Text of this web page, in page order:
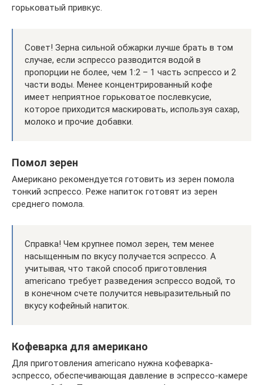
горьковатый привкус.
Совет! Зерна сильной обжарки лучше брать в том
случае, если эспрессо разводится водой в
пропорции не более, чем 1:2 – 1 часть эспрессо и 2
части воды. Менее концентрированный кофе
имеет неприятное горьковатое послевкусие,
которое приходится маскировать, используя сахар,
молоко и прочие добавки.
Помол зерен
Американо рекомендуется готовить из зерен помола
тонкий эспрессо. Реже напиток готовят из зерен
среднего помола.
Справка! Чем крупнее помол зерен, тем менее
насыщенным по вкусу получается эспрессо. А
учитывая, что такой способ приготовления
americano требует разведения эспрессо водой, то
в конечном счете получится невыразительный по
вкусу кофейный напиток.
Кофеварка для американо
Для приготовления americano нужна кофеварка-
эспрессо, обеспечивающая давление в эспрессо-камере